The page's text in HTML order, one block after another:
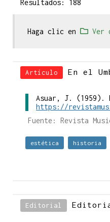
Resultados: 188
Haga clic en Ver
Artículo En el
Asuar, J. (1959).
https://
Fuente: Revista
estética historia
Editorial